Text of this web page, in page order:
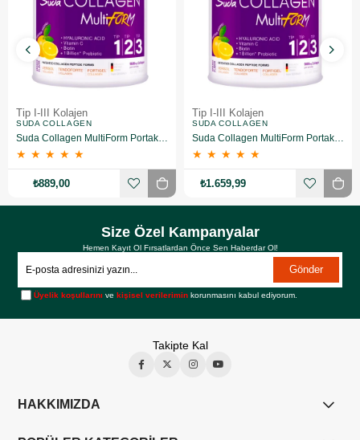
Tip I-III Kolajen
SUDA COLLAGEN
★ ★ ★ ★ ★
₺889,00
Tip I-III Kolajen
SUDA COLLAGEN
★ ★ ★ ★ ★
₺1.659,99
Size Özel Kampanyalar
Hemen Kayıt Ol Fırsatlardan Önce Sen Haberdar Ol!
Gönder
Üyelik koşullarını vekişisel verilerimin korunmasını kabul ediyorum.
Takipte Kal
HAKKIMIZDA